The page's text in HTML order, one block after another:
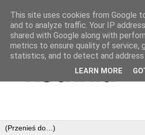
This site uses cookies from Google
and to analyze traffic. Your IP
shared with Google along with
metrics to ensure quality of service,
statistics, and to detect and address
LEARN MORE